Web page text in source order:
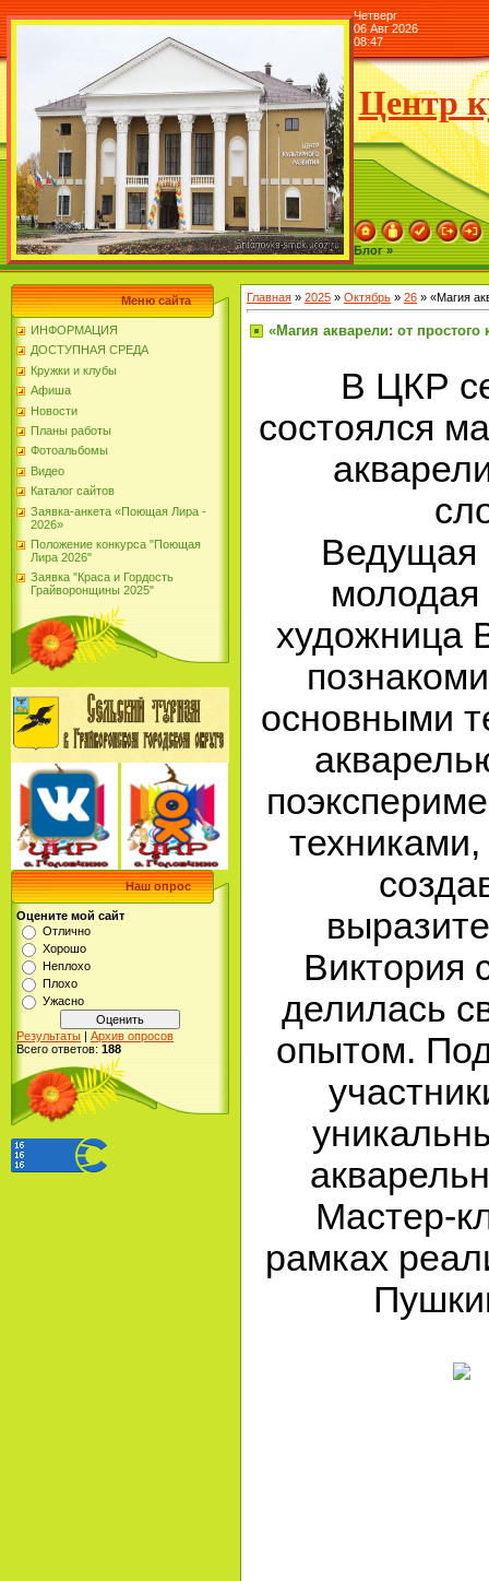
Четверг
06 Авг 2026
08:47
Центр
Блог »
Меню сайта
ИНФОРМАЦИЯ
ДОСТУПНАЯ СРЕДА
Кружки и клубы
Афиша
Новости
Планы работы
Фотоальбомы
Видео
Каталог сайтов
Заявка-анкета «Поющая Лира -
2026»
Положение конкурса "Поющая
Лира 2026"
Заявка "Краса и Гордость
Грайворонщины 2025"
Наш опрос
Оцените мой сайт
Отлично
Хорошо
Неплохо
Плохо
Ужасно
Результаты | Архив опросов
Всего ответов: 188
Главная » 2025 » Октябрь » 26 » «Магия
«Магия акварели: от простого
В ЦКР
состоялся
Ведущая
молодая
художница
основными
Виктория
делилась
опытом.
Мастер-
рамках